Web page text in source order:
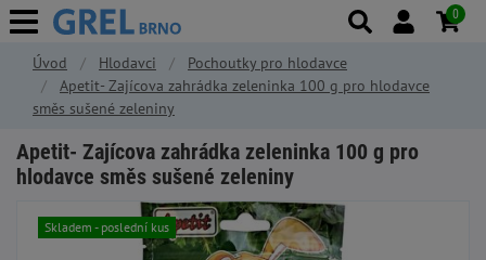
Úvod Hlodavci
Pochoutky pro hlodavce
Apetit- Zajícova zahrádka zeleninka 100 g pro hlodavce
směs sušené zeleniny
Apetit- Zajícova zahrádka zeleninka 100 g pro
hlodavce směs sušené zeleniny
Skladem - poslední kus
0